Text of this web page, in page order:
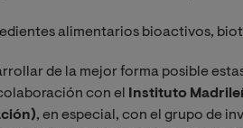
alimentarios bioactivos,
de la mejor forma posible
con el
Instituto
, en especial, con el grupo de